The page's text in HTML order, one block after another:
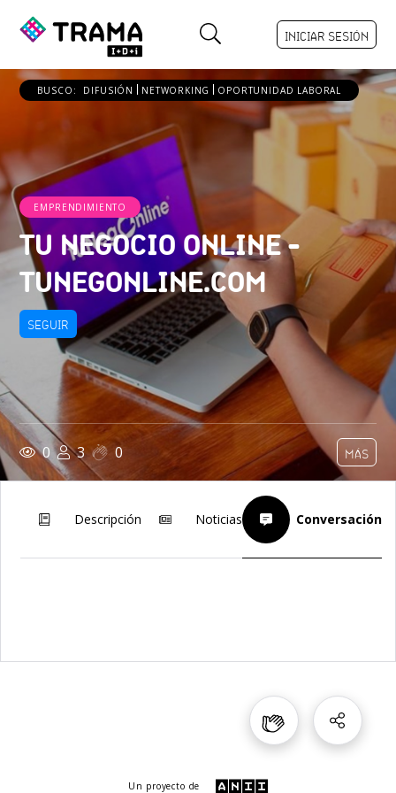
INICIAR SESIÓN
BUSCO: DIFUSIÓN NETWORKING OPORTUNIDAD LABORAL
EMPRENDIMIENTO
TU NEGOCIO ONLINE -
TUNEGONLINE.COM
SEGUIR
0 3 0 MÁS
Descripción Noticias Conversación
Un proyecto de